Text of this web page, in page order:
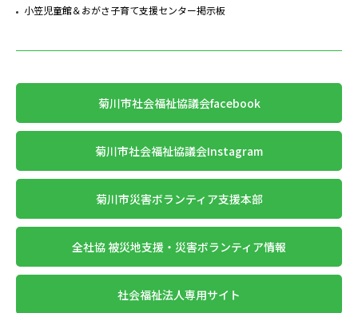
小笠児童館＆おがさ子育て支援センター掲示板
菊川市社会福祉協議会facebook
菊川市社会福祉協議会Instagram
菊川市災害ボランティア支援本部
全社協 被災地支援・災害ボランティア情報
社会福祉法人専用サイト